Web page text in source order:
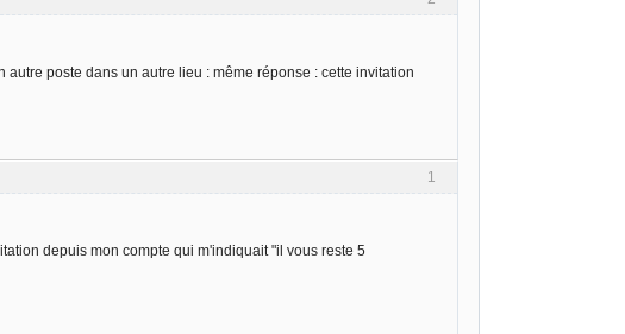
poste dans un autre lieu : même réponse : cette invitation
1
depuis mon compte qui m'indiquait "il vous reste 5